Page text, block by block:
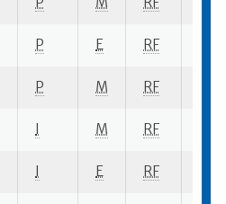
P E RF
P M RF
I M RF
I E RF